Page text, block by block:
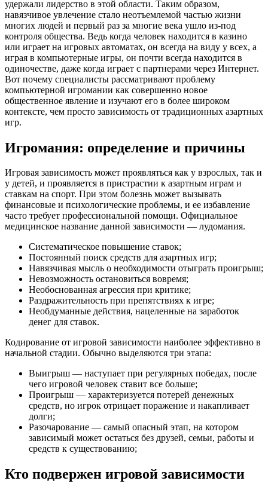
удержали лидерство в этой области. Таким образом,
навязчивое увлечение стало неотъемлемой частью жизни
многих людей и первый раз за многие века ушло из-под
контроля общества. Ведь когда человек находится в казино
или играет на игровых автоматах, он всегда на виду у всех, а
играя в компьютерные игры, он почти всегда находится в
одиночестве, даже когда играет с партнерами через Интернет.
Вот почему специалисты рассматривают проблему
компьютерной игромании как совершенно новое
общественное явление и изучают его в более широком
контексте, чем просто зависимость от традиционных азартных
игр.
Игромания: определение и причины
Игровая зависимость может проявляться как у взрослых, так и
у детей, и проявляется в пристрастии к азартным играм и
ставкам на спорт. При этом болезнь может вызывать
финансовые и психологические проблемы, и ее избавление
часто требует профессиональной помощи. Официальное
медицинское название данной зависимости — лудомания.
Систематическое повышение ставок;
Постоянный поиск средств для азартных игр;
Навязчивая мысль о необходимости отыграть проигрыш;
Невозможность остановиться вовремя;
Необоснованная агрессия при критике;
Раздражительность при препятствиях к игре;
Необдуманные действия, нацеленные на заработок
денег для ставок.
Кодирование от игровой зависимости наиболее эффективно в
начальной стадии. Обычно выделяются три этапа:
Выигрыш — наступает при регулярных победах, после
чего игровой человек ставит все больше;
Проигрыш — характеризуется потерей денежных
средств, но игрок отрицает поражение и накапливает
долги;
Разочарование — самый опасный этап, на котором
зависимый может остаться без друзей, семьи, работы и
средств к существованию;
Кто подвержен игровой зависимости